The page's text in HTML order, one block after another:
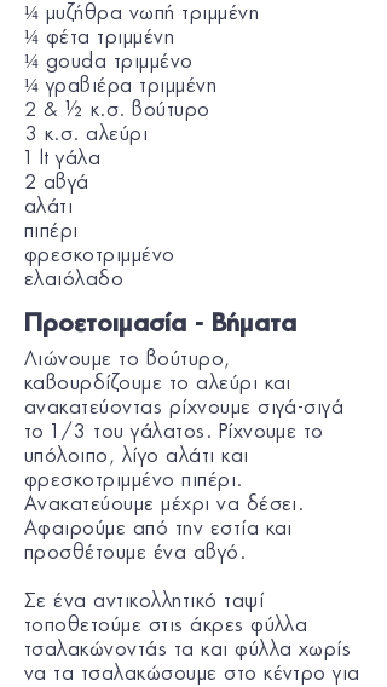
¼ μυζήθρα νωπή τριμμένη
¼ φέτα τριμμένη
¼ gouda τριμμένο
¼ γραβιέρα τριμμένη
2 & ½ κ.σ. βούτυρο
3 κ.σ. αλεύρι
1 lt γάλα
2 αβγά
αλάτι
πιπέρι
φρεσκοτριμμένο
ελαιόλαδο
Προετοιμασία - Βήματα
Λιώνουμε το βούτυρο,
καβουρδίζουμε το αλεύρι και
ανακατεύοντας ρίχνουμε σιγά-σιγά
το 1/3 του γάλατος. Ρίχνουμε το
υπόλοιπο, λίγο αλάτι και
φρεσκοτριμμένο πιπέρι.
Ανακατεύουμε μέχρι να δέσει.
Αφαιρούμε από την εστία και
προσθέτουμε ένα αβγό.
Σε ένα αντικολλητικό ταψί
τοποθετούμε στις άκρες φύλλα
τσαλακώνοντάς τα και φύλλα χωρίς
να τα τσαλακώσουμε στο κέντρο για